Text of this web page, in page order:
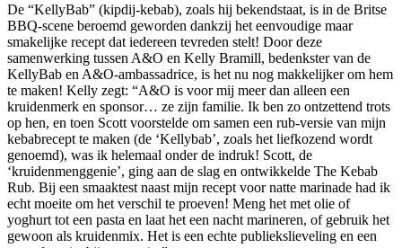
De “KellyBab” (kipdij-kebab), zoals hij bekendstaat, is in de Britse
BBQ-scene beroemd geworden dankzij het eenvoudige maar
smakelijke recept dat iedereen tevreden stelt! Door deze
samenwerking tussen A&O en Kelly Bramill, bedenkster van de
KellyBab en A&O-ambassadrice, is het nu nog makkelijker om hem
te maken! Kelly zegt: “A&O is voor mij meer dan alleen een
kruidenmerk en sponsor… ze zijn familie. Ik ben zo ontzettend trots
op hen, en toen Scott voorstelde om samen een rub-versie van mijn
kebabrecept te maken (de ‘Kellybab’, zoals het liefkozend wordt
genoemd), was ik helemaal onder de indruk! Scott, de
‘kruidenmenggenie’, ging aan de slag en ontwikkelde The Kebab
Rub. Bij een smaaktest naast mijn recept voor natte marinade had ik
echt moeite om het verschil te proeven! Meng het met olie of
yoghurt tot een pasta en laat het een nacht marineren, of gebruik het
gewoon als kruidenmix. Het is een echte publiekslieveling en een